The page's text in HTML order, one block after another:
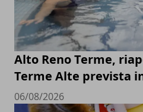
Alto Reno Terme,
Terme Alte prevista
06/08/2026